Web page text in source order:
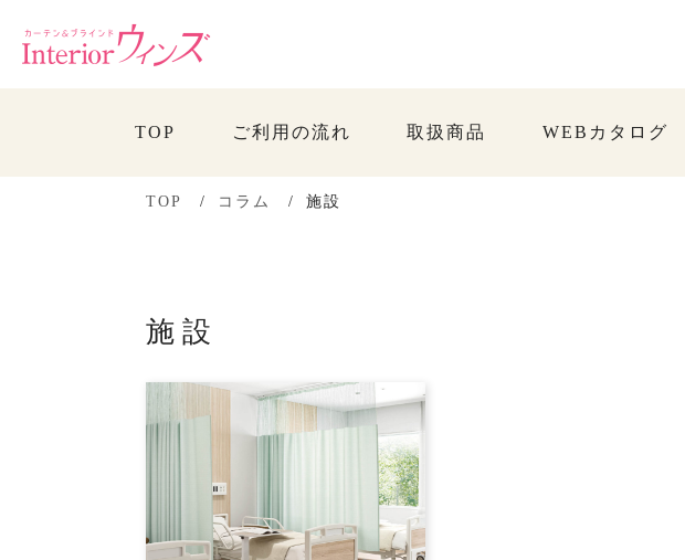
TOP ご利用の流れ 取扱商品 WEBカタログ
TOP コラム 施設
施設